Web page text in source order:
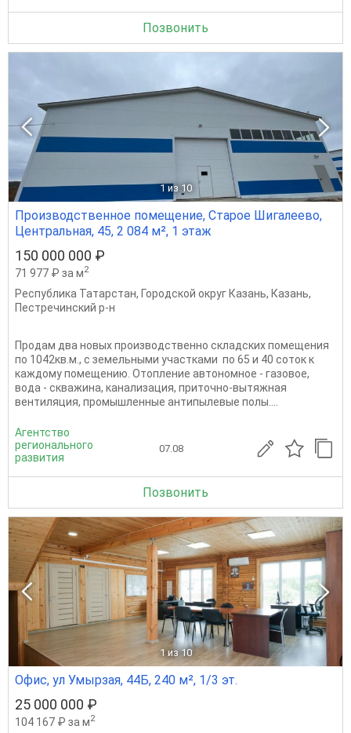
Позвонить
1 из 10
Производственное помещение, Старое Шигалеево,
Центральная, 45, 2 084 м², 1 этаж
150 000 000 ₽
71 977 ₽ за м2
Республика Татарстан, Городской округ Казань, Казань,
Пестречинский р-н
Продам два новых производственно складских помещения
по 1042кв.м., с земельными участками по 65 и 40 соток к
каждому помещению. Отопление автономное - газовое,
вода - скважина, канализация, приточно-вытяжная
вентиляция, промышленные антипылевые полы....
Агентство
регионального
развития
07.08
Позвонить
1 из 10
Офис, ул Умырзая, 44Б, 240 м², 1/3 эт.
25 000 000 ₽
104 167 ₽ за м2